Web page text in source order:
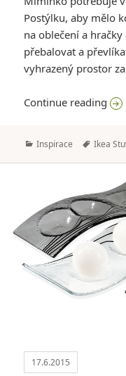
Postýlku, aby mělo
na oblečení a
přebalovat a
vyhrazený prostor
Continue reading
Categories
Inspirace Tags
Ikea
17.6.2015